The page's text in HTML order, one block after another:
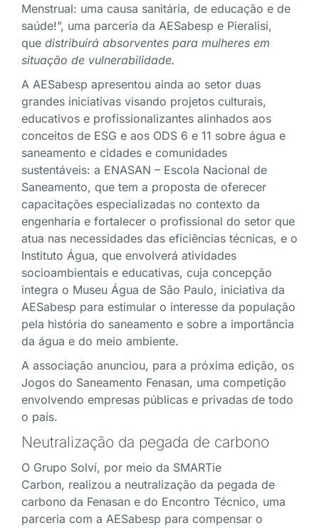
Menstrual: uma causa sanitária, de educação e de
saúde!”, uma parceria da AESabesp e Pieralisi,
que distribuirá absorventes para mulheres em
situação de vulnerabilidade.
A AESabesp apresentou ainda ao setor duas
grandes iniciativas visando projetos culturais,
educativos e profissionalizantes alinhados aos
conceitos de ESG e aos ODS 6 e 11 sobre água e
saneamento e cidades e comunidades
sustentáveis: a ENASAN – Escola Nacional de
Saneamento, que tem a proposta de oferecer
capacitações especializadas no contexto da
engenharia e fortalecer o profissional do setor que
atua nas necessidades das eficiências técnicas, e o
Instituto Água, que envolverá atividades
socioambientais e educativas, cuja concepção
integra o Museu Água de São Paulo, iniciativa da
AESabesp para estimular o interesse da população
pela história do saneamento e sobre a importância
da água e do meio ambiente.
A associação anunciou, para a próxima edição, os
Jogos do Saneamento Fenasan, uma competição
envolvendo empresas públicas e privadas de todo
o país.
Neutralização da pegada de carbono
O Grupo Solví, por meio da SMARTie
Carbon, realizou a neutralização da pegada de
carbono da Fenasan e do Encontro Técnico, uma
parceria com a AESabesp para compensar o